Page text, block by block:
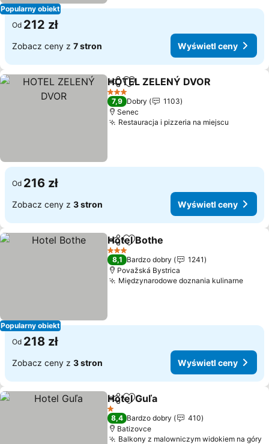
Popularny obiekt
Od 212 zł
Zobacz ceny z 7 stron Wyświetl ceny
Udostępnij
Dodaj do ulubionych
HOTEL ZELENÝ DVOR
3 Kategoria
7,9 Dobry
1103
Senec
Restauracja i pizzeria na miejscu
Od 216 zł
Zobacz ceny z 3 stron Wyświetl ceny
Popularny obiekt
Udostępnij
Dodaj do ulubionych
Hotel Bothe
3 Kategoria
8,1 Bardzo dobry
1241
Považská Bystrica
Międzynarodowe doznania kulinarne
Od 218 zł
Zobacz ceny z 3 stron Wyświetl ceny
Udostępnij
Dodaj do ulubionych
Hotel Guľa
1 Kategoria
8,4 Bardzo dobry
410
Batizovce
Balkony z malowniczym widokiem na góry